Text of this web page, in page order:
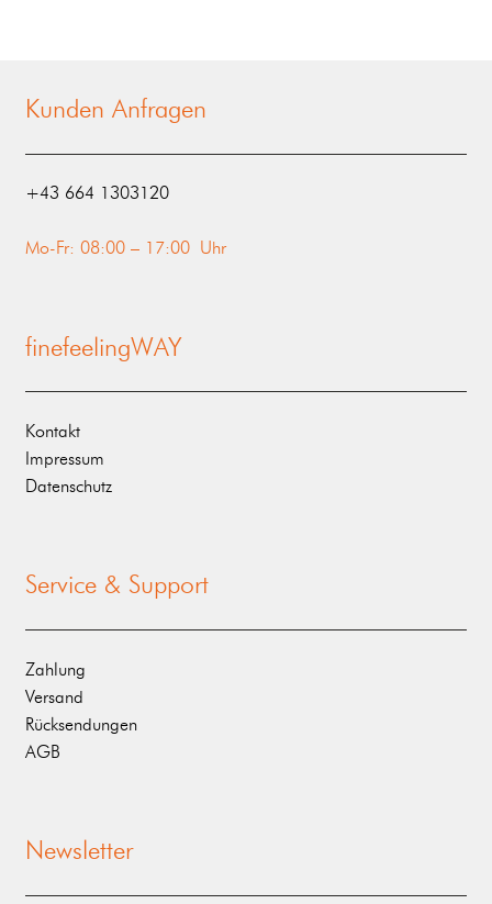
Kunden Anfragen
‭+43 664 1303120‬
Mo-Fr: 08:00 – 17:00 Uhr
finefeelingWAY
Kontakt
Impressum
Datenschutz
Service & Support
Zahlung
Versand
Rücksendungen
AGB
Newsletter